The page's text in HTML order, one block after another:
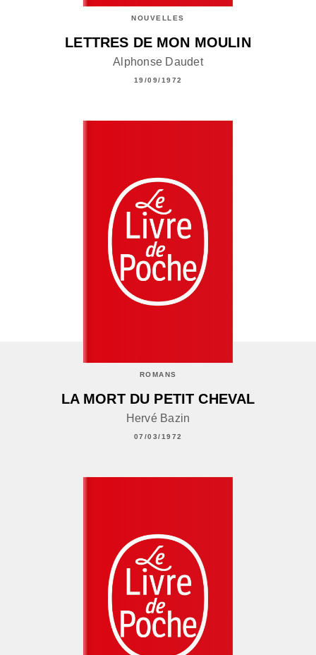
NOUVELLES
LETTRES DE MON MOULIN
Alphonse Daudet
19/09/1972
ROMANS
LA MORT DU PETIT CHEVAL
Hervé Bazin
07/03/1972